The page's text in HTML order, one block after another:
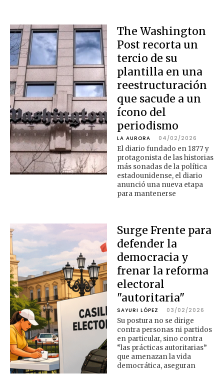
The Washington
Post recorta un
tercio de su
plantilla en una
reestructuración
que sacude a un
ícono del
periodismo
LA AURORA 04/02/2026
El diario fundado en 1877 y
protagonista de las historias
más sonadas de la política
estadounidense, el diario
anunció una nueva etapa
para mantenerse
Surge Frente para
defender la
democracia y
frenar la reforma
electoral
"autoritaria"
SAYURI LÓPEZ 03/02/2026
Su postura no se dirige
contra personas ni partidos
en particular, sino contra
“las prácticas autoritarias”
que amenazan la vida
democrática, aseguran